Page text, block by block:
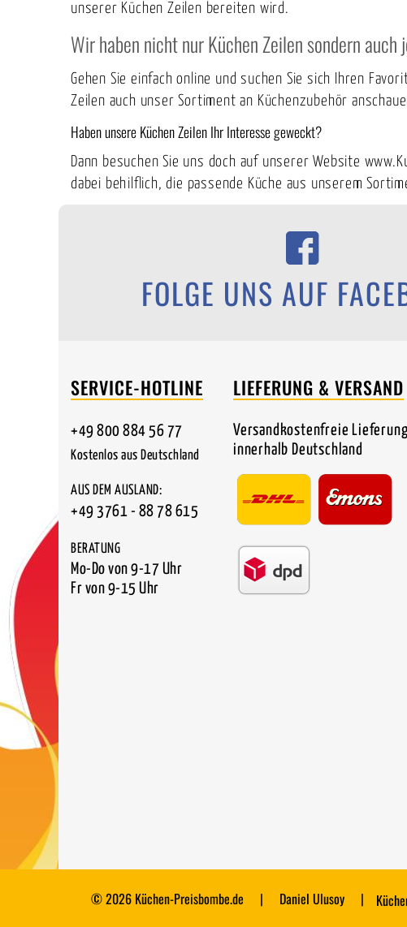
unserer Küchen Zeilen bereiten wird.
Wir haben nicht nur Küchen Zeilen sondern
Gehen Sie einfach online und suchen Sie sich Ihren
Zeilen auch unser Sortiment an Küchenzubehör
Haben unsere Küchen Zeilen Ihr Interesse geweckt?
Dann besuchen Sie uns doch auf unserer Website
dabei behilflich, die passende Küche aus unserem
FOLGE UNS AUF
SERVICE-HOTLINE
+49 800 884 56 77
Kostenlos aus Deutschland
AUS DEM AUSLAND:
+49 3761 - 88 78 615
BERATUNG
Mo-Do von 9-17 Uhr
Fr von 9-15 Uhr
LIEFERUNG & VERSAND
Versandkostenfreie Lieferung
innerhalb Deutschland
© 2026 Küchen-Preisbombe.de | Daniel Ulusoy |